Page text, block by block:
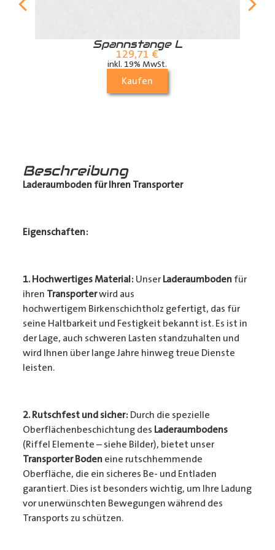
Spannstange L
129,71 €
inkl. 19% MwSt.
Kaufen
Beschreibung
Laderaumboden für Ihren Transporter
Eigenschaften:
1. Hochwertiges Material: Unser Laderaumbodenfür
ihren Transporterwird aus
hochwertigem Birkenschichtholz gefertigt, das für
seine Haltbarkeit und Festigkeit bekannt ist. Es ist in
der Lage, auch schweren Lasten standzuhalten und
wird Ihnen über lange Jahre hinweg treue Dienste
leisten.
2. Rutschfest und sicher: Durch die spezielle
Oberflächenbeschichtung des Laderaumbodens
(Riffel Elemente – siehe Bilder), bietet unser
Transporter Bodeneine rutschhemmende
Oberfläche, die ein sicheres Be- und Entladen
garantiert. Dies ist besonders wichtig, um Ihre Ladung
vor unerwünschten Bewegungen während des
Transports zu schützen.